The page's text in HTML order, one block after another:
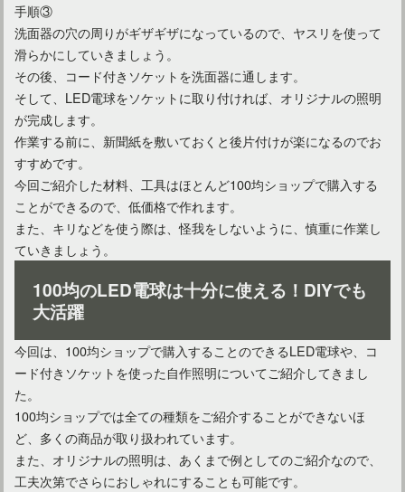
手順③
洗面器の穴の周りがギザギザになっているので、ヤスリを使って
滑らかにしていきましょう。
その後、コード付きソケットを洗面器に通します。
そして、LED電球をソケットに取り付ければ、オリジナルの照明
が完成します。
作業する前に、新聞紙を敷いておくと後片付けが楽になるのでお
すすめです。
今回ご紹介した材料、工具はほとんど100均ショップで購入する
ことができるので、低価格で作れます。
また、キリなどを使う際は、怪我をしないように、慎重に作業し
ていきましょう。
100均のLED電球は十分に使える！DIYでも
大活躍
今回は、100均ショップで購入することのできるLED電球や、コ
ード付きソケットを使った自作照明についてご紹介してきまし
た。
100均ショップでは全ての種類をご紹介することができないほ
ど、多くの商品が取り扱われています。
また、オリジナルの照明は、あくまで例としてのご紹介なので、
工夫次第でさらにおしゃれにすることも可能です。